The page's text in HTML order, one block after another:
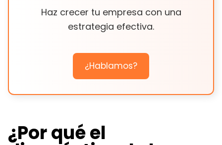
Haz crecer tu empresa con una
estrategia efectiva.
¿Hablamos?
¿Por qué el